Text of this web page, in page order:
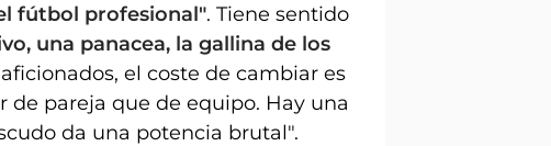
fútbol profesional". Tiene sentido
una panacea, la gallina de los
el coste de cambiar es
pareja que de equipo. Hay una
da una potencia brutal".